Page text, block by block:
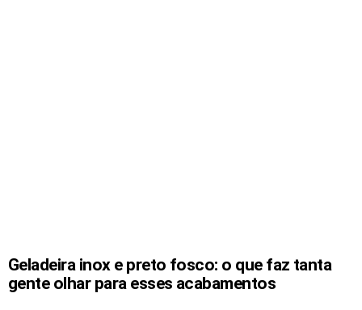
Geladeira inox e preto fosco: o que faz tanta
gente olhar para esses acabamentos